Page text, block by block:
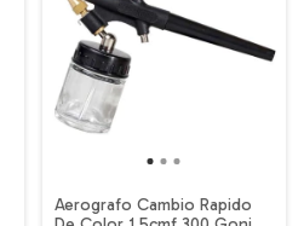
Aerografo Cambio Rapido